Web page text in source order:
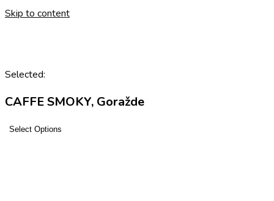
Skip to content
Selected:
CAFFE SMOKY, Goražde
Select Options